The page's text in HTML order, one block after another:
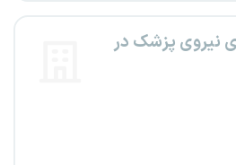
نیروی پزشک در